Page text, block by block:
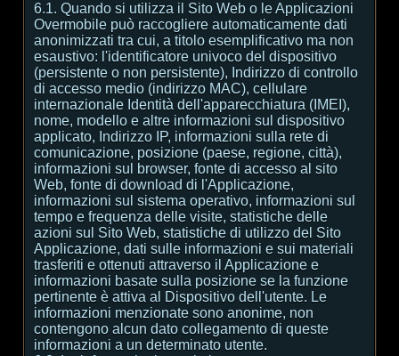
6.1. Quando si utilizza il Sito Web o le Applicazioni
Overmobile può raccogliere automaticamente dati
anonimizzati tra cui, a titolo esemplificativo ma non
esaustivo: l'identificatore univoco del dispositivo
(persistente o non persistente), Indirizzo di controllo
di accesso medio (indirizzo MAC), cellulare
internazionale Identità dell'apparecchiatura (IMEI),
nome, modello e altre informazioni sul dispositivo
applicato, Indirizzo IP, informazioni sulla rete di
comunicazione, posizione (paese, regione, città),
informazioni sul browser, fonte di accesso al sito
Web, fonte di download di l'Applicazione,
informazioni sul sistema operativo, informazioni sul
tempo e frequenza delle visite, statistiche delle
azioni sul Sito Web, statistiche di utilizzo del Sito
Applicazione, dati sulle informazioni e sui materiali
trasferiti e ottenuti attraverso il Applicazione e
informazioni basate sulla posizione se la funzione
pertinente è attiva al Dispositivo dell'utente. Le
informazioni menzionate sono anonime, non
contengono alcun dato collegamento di queste
informazioni a un determinato utente.